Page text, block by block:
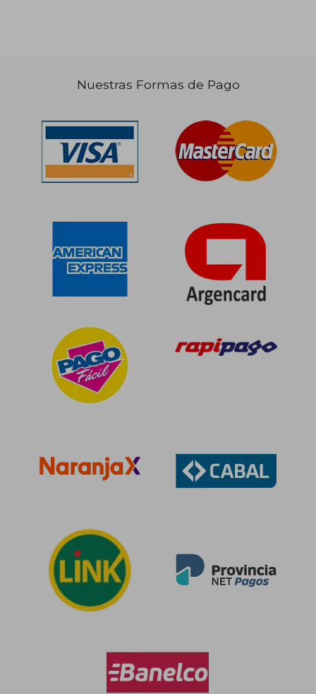
dcto. $ 98.963 dcto.
Nuestras Formas de Pago